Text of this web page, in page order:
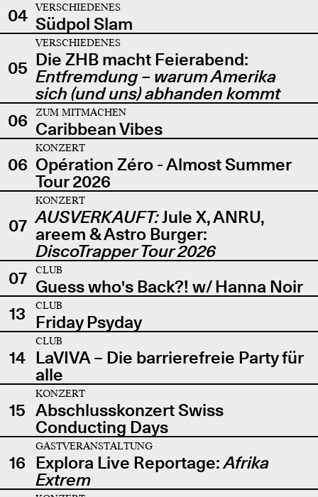
04 VERSCHIEDENES
Südpol Slam
05
VERSCHIEDENES
Die ZHB macht Feierabend:
Entfremdung – warum Amerika
sich (und uns) abhanden kommt
06
ZUM MITMACHEN
Caribbean Vibes
06
KONZERT
Opération Zéro - Almost Summer
Tour 2026
07
KONZERT
AUSVERKAUFT:Jule X, ANRU,
areem & Astro Burger:
DiscoTrapper Tour 2026
07
CLUB
Guess who's Back?! w/ Hanna Noir
13
CLUB
Friday Psyday
14
CLUB
LaVIVA – Die barrierefreie Party für
alle
15
KONZERT
Abschlusskonzert Swiss
Conducting Days
16
GASTVERANSTALTUNG
Explora Live Reportage:Afrika
Extrem